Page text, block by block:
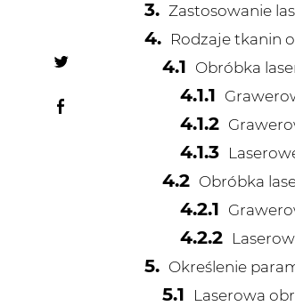
Zastosowanie
Rodzaje tkanin
Obróbka
Obróbka
Określenie
Laserowa